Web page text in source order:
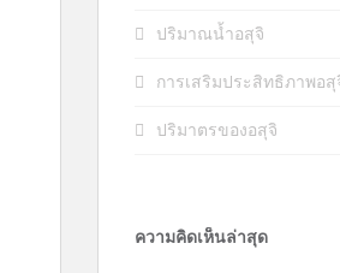
ปริมาณน้ำอสุจิ
การเสริมประสิทธิภาพอสุ
ปริมาตรของอสุจิ
ความคิดเห็นล่าสุด